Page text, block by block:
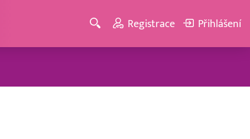
Registrace Přihlášení